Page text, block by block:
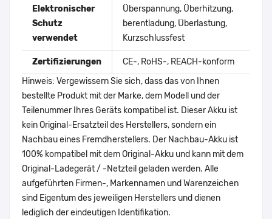
Elektronischer
Schutz
verwendet
Überspannung, Überhitzung,
berentladung, Überlastung,
Kurzschlussfest
Zertifizierungen
CE-, RoHS-, REACH-konform
Hinweis: Vergewissern Sie sich, dass das von Ihnen
bestellte Produkt mit der Marke, dem Modell und der
Teilenummer Ihres Geräts kompatibel ist. Dieser Akku ist
kein Original-Ersatzteil des Herstellers, sondern ein
Nachbau eines Fremdherstellers. Der Nachbau-Akku ist
100% kompatibel mit dem Original-Akku und kann mit dem
Original-Ladegerät / -Netzteil geladen werden. Alle
aufgeführten Firmen-, Markennamen und Warenzeichen
sind Eigentum des jeweiligen Herstellers und dienen
lediglich der eindeutigen Identifikation.